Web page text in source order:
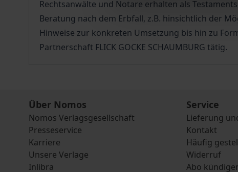
Rechtsanwälte und Notare erhalten als
Beratung nach dem Erbfall, z.B. hinsichtlich der
Hinweise zur konkreten Umsetzung bis hin zu
Partnerschaft FLICK GOCKE SCHAUMBURG tätig.
Über Nomos
Nomos Verlagsgesellschaft
Presseservice
Karriere
Unsere Verlage
Inlibra
Service
Lieferung
Kontakt
Häufig
Widerruf
Abo